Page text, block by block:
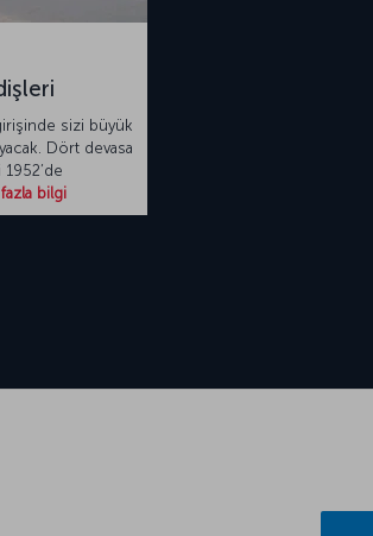
sizi büyük
Dört devasa
bilgi